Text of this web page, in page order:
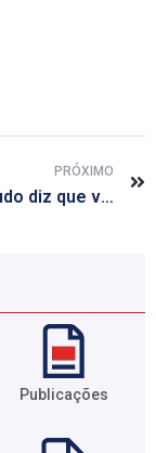
PRÓXIMO
Estudo diz que vacina contra HPV não incentiva hábito sexual de risco
Publicações